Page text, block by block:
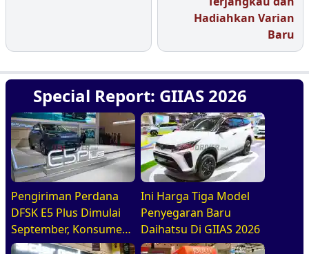
Hadiahkan Varian
Baru
Special Report: GIIAS 2026
Pengiriman Perdana
DFSK E5 Plus Dimulai
September, Konsumen
Diajak Tur Pabrik
Ini Harga Tiga Model
Penyegaran Baru
Daihatsu Di GIIAS 2026